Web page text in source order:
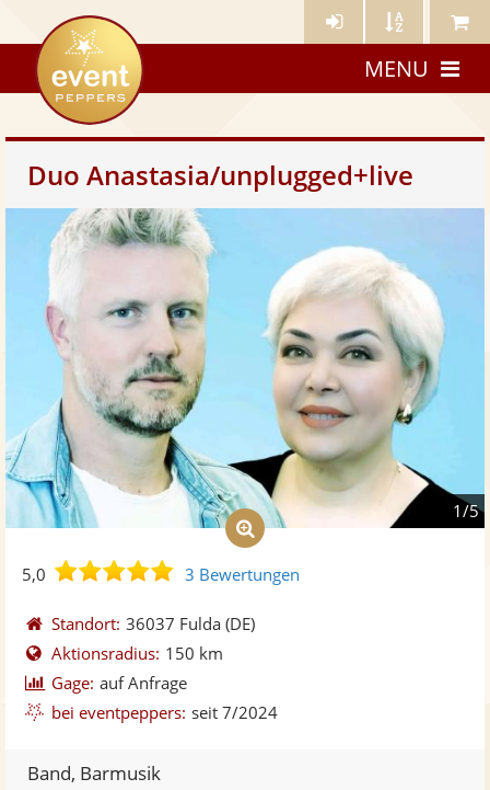
Künstler- Künstler Meine
eventpeppers
MENU
Duo Anastasia/unplugged+live
1/5
5,0
5,0
5
Sternen
3 Bewertungen
Standort: 36037 Fulda (DE)
Aktionsradius: 150 km
Gage: auf Anfrage
bei eventpeppers: seit 7/2024
Band, Barmusik